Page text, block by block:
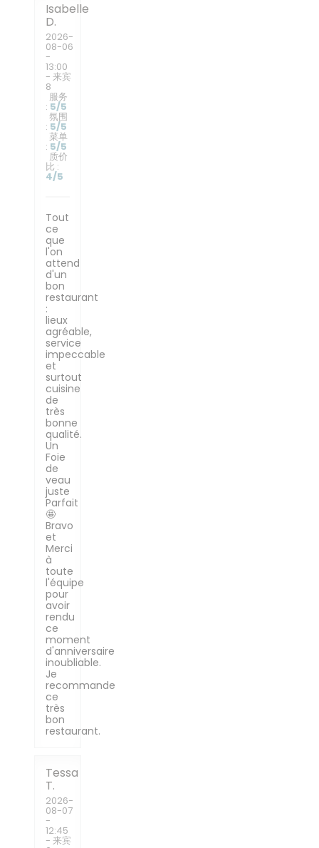
Isabelle
D
2026-
08-06
-
13:00
- 来宾
8
服务
: 5/5
氛围
: 5/5
菜单
: 5/5
质价
比 :
4/5
Tout
ce
que
l'on
attend
d'un
bon
restaurant
:
lieux
agréable,
service
impeccable
et
surtout
cuisine
de
très
bonne
qualité.
Un
Foie
de
veau
juste
Parfait
🤩
Bravo
et
Merci
à
toute
l'équipe
pour
avoir
rendu
ce
moment
d'anniversaire
inoubliable.
Je
recommande
ce
très
bon
restaurant.
Tessa
T
2026-
08-07
-
12:45
- 来宾